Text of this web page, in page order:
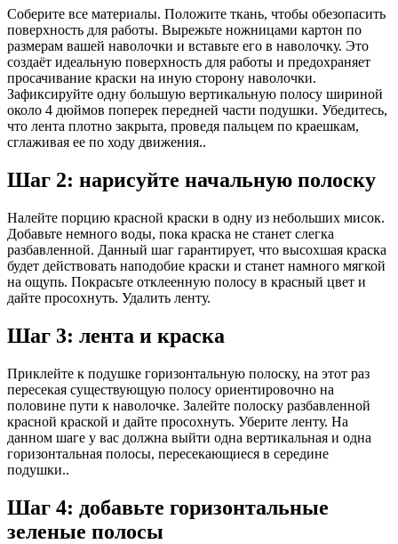
Соберите все материалы. Положите ткань, чтобы обезопасить
поверхность для работы. Вырежьте ножницами картон по
размерам вашей наволочки и вставьте его в наволочку. Это
создаёт идеальную поверхность для работы и предохраняет
просачивание краски на иную сторону наволочки.
Зафиксируйте одну большую вертикальную полосу шириной
около 4 дюймов поперек передней части подушки. Убедитесь,
что лента плотно закрыта, проведя пальцем по краешкам,
сглаживая ее по ходу движения..
Шаг 2: нарисуйте начальную полоску
Налейте порцию красной краски в одну из небольших мисок.
Добавьте немного воды, пока краска не станет слегка
разбавленной. Данный шаг гарантирует, что высохшая краска
будет действовать наподобие краски и станет намного мягкой
на ощупь. Покрасьте отклеенную полосу в красный цвет и
дайте просохнуть. Удалить ленту.
Шаг 3: лента и краска
Приклейте к подушке горизонтальную полоску, на этот раз
пересекая существующую полосу ориентировочно на
половине пути к наволочке. Залейте полоску разбавленной
красной краской и дайте просохнуть. Уберите ленту. На
данном шаге у вас должна выйти одна вертикальная и одна
горизонтальная полосы, пересекающиеся в середине
подушки..
Шаг 4: добавьте горизонтальные
зеленые полосы